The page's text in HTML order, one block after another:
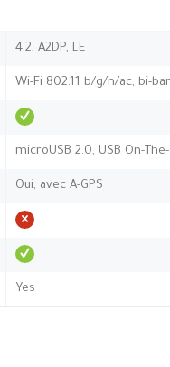
4.2, A2DP, LE
Wi-Fi 802.11 b/g/n/ac, bi-
microUSB 2.0, USB On-The-
Oui, avec A-GPS
Yes